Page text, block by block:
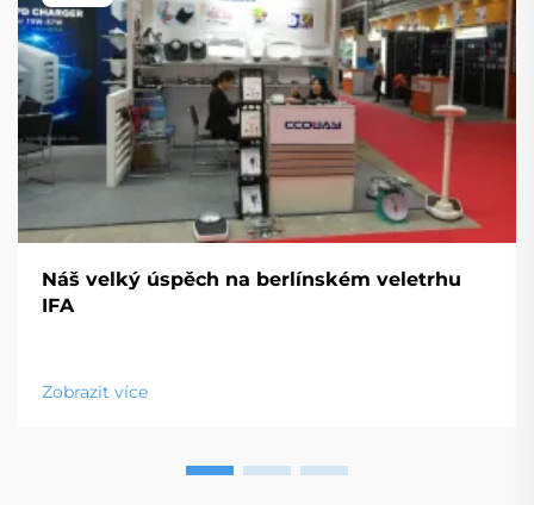
Náš velký úspěch na berlínském veletrhu
IFA
Zobrazit více